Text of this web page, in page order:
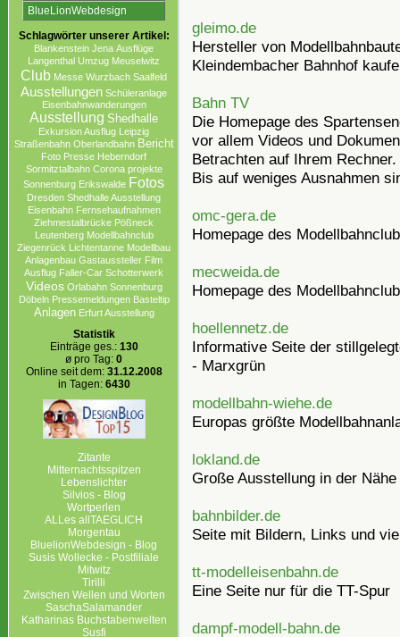
BlueLionWebdesign
Schlagwörter unserer Artikel:
Blankenstein Jena Ausflüge
Langenthal Umzug Meuselwitz
Club Messe Wurzbach Saalfeld
Ausstellungen Schüleranlage
Eisenbahnwanderungen
Ausstellung Shedhalle
Exkursion Ausflug Leipzig
Straßenbahn Oberlandbahn Bericht
Foto Presse Heberndorf
Sormitztalbahn Corona projekte
Sonnenburg Erikswalde Fotos
Dresden Shedhalle Ausstellung
Eisenbahn Fernsehaufnahmen
Ziehmestalbrücke Pößneck
Leutenberg Modellbahnclub
Ziegenrück Lichtentanne Modellbau
Anlagenbau Gastaussteller Film
Ausflug Faller-Car Schotterwerk
Videos Orlabahn Sonnenburg
Döbeln Pressemeldungen Basteltip
Anlagen Erfurt Ausstellung
Statistik
Einträge ges.: 130
ø pro Tag: 0
Online seit dem: 31.12.2008
in Tagen: 6430
Zitante
Mitternachtsspitzen
Lebenslichter
Silvios - Blog
Wortperlen
ALLes allTAEGLICH
Morgentau
BluelionWebdesign - Blog
Susis Wollecke - Postfiliale
Mitwitz
Tirilli
Zwischen Wellen und Worten
SaschaSalamander
Katharinas Buchstabenwelten
Susfi
gleimo.de
Hersteller von
Kleindembacher Bahnhof
Bahn TV
Die Homepage des
vor allem Videos und
Betrachten auf Ihrem Rechner.
Bis auf weniges Ausnahmen
omc-gera.de
Homepage des
mecweida.de
Homepage des
hoellennetz.de
Informative Seite der
- Marxgrün
modellbahn-wiehe.de
Europas größte
lokland.de
Große Ausstellung in der
bahnbilder.de
Seite mit Bildern, Links und
tt-modelleisenbahn.de
Eine Seite nur für die TT-Spur
dampf-modell-bahn.de